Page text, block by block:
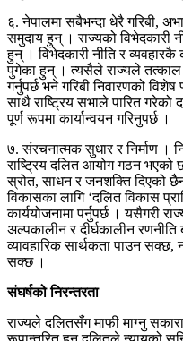
६. नेपालमा सबैभन्दा धेरै गरिबी,
समुदाय हुन् । राज्यको विभेदकारी
हुन् । विभेदकारी नीति र
पुगेका हुन् । त्यसैले राज्यले तत्काल
गर्नुपर्छ भने गरिबी निवारणको
साथै राष्ट्रिय सभाले पारित
पूर्ण रूपमा कार्यान्वयन गरिनुपर्छ ।
७. संरचनात्मक सुधार र निर्माण ।
राष्ट्रिय दलित आयोग गठन
स्रोत, साधन र जनशक्ति दिएको
विकासका लागि ‘दलित विकास
कार्ययोजनामा पर्नुपर्छ । यसैगरी
अल्पकालीन र दीर्घकालीन
व्यावहारिक सार्थकता पाउन
सक्छ ।
संघर्षको निरन्तरता
राज्यले दलितसँग माफी माग्नु